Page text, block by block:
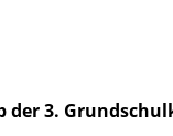
der 3.